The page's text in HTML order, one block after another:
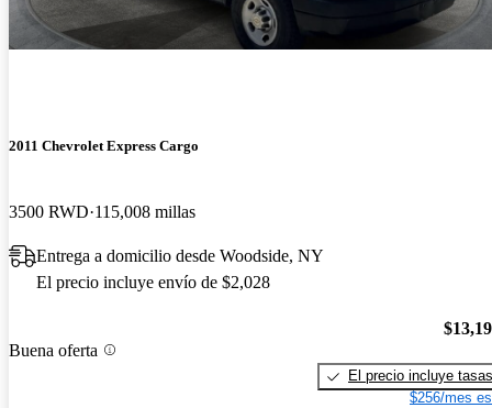
2011 Chevrolet Express Cargo
3500 RWD 115,008 millas
Entrega a domicilio desde Woodside, NY
El precio incluye envío de $2,028
Buena oferta
El precio incluye tasas
$256/mes